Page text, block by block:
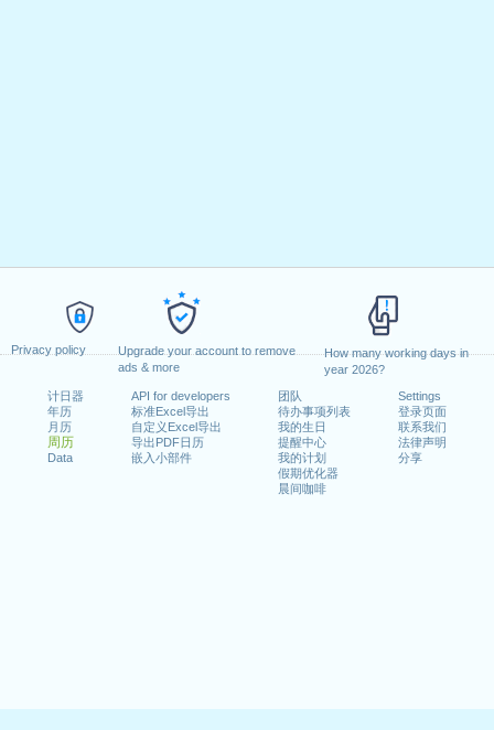
Privacy policy
Upgrade your account to remove
ads & more
How many working days in
year 2026?
计日器
年历
月历
周历
Data
API for developers
标准Excel导出
自定义Excel导出
导出PDF日历
嵌入小部件
团队
待办事项列表
我的生日
提醒中心
我的计划
假期优化器
晨间咖啡
Settings
登录页面
联系我们
法律声明
分享